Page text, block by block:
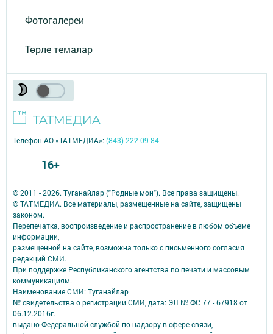
Фотогалереи
Төрле темалар
© 2011 - 2026. Туганайлар ("Родные мои"). Все права защищены.
© ТАТМЕДИА. Все материалы, размещенные на сайте, защищены
законом.
Перепечатка, воспроизведение и распространение в любом объеме
информации,
размещенной на сайте, возможна только с письменного согласия
редакций СМИ.
При поддержке Республиканского агентства по печати и массовым
коммуникациям.
Наименование СМИ: Туганайлар
№ свидетельства о регистрации СМИ, дата: ЭЛ № ФС 77 - 67918 от
06.12.2016г.
выдано Федеральной службой по надзору в сфере связи,
Телефон АО «ТАТМЕДИА»:(843) 222 09 84
16+